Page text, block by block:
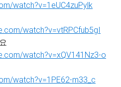
watch?v=1eUC4zuPylk
watch?v=vtRPCfub5gI
watch?v=xQV141Nz3-o
watch?v=1PE62-m33_c